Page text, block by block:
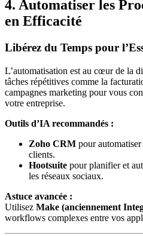
4. Automatiser les
en Efficacité
Libérez du Temps pour
L’automatisation est au cœur de la
tâches répétitives comme la
campagnes marketing pour vous
votre entreprise.
Outils d’IA recommandés :
Zoho CRM pour
clients.
Hootsuite pour planifier et
les réseaux sociaux.
Astuce avancée :
Utilisez Make (anciennement
workflows complexes entre vos